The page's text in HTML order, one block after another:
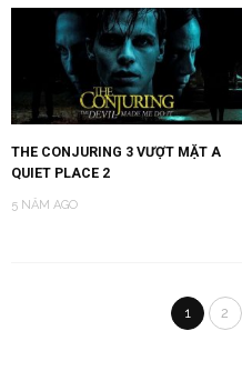
THE CONJURING 3 VƯỢT MẶT A
QUIET PLACE 2
5 NĂM AGO
1 2